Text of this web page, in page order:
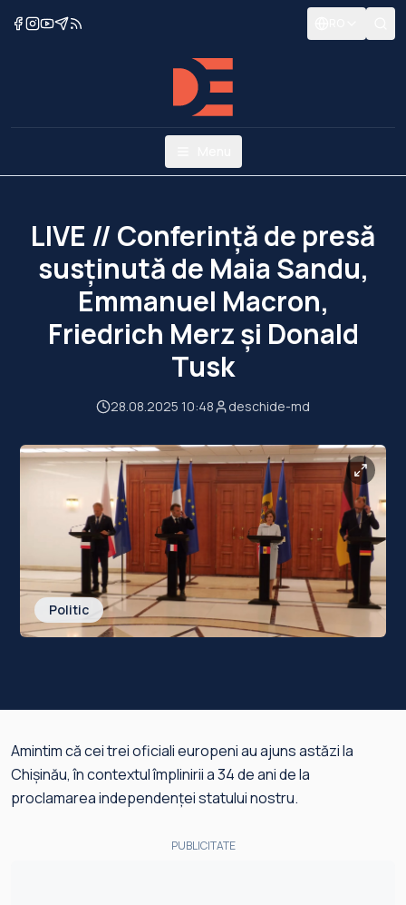
LIVE // Conferință de presă
susținută de Maia Sandu,
Emmanuel Macron,
Friedrich Merz și Donald
Tusk
28.08.2025 10:48 deschide-md
Politic
Amintim că cei trei oficiali europeni au ajuns astăzi la
Chișinău, în contextul împlinirii a 34 de ani de la
proclamarea independenței statului nostru.
PUBLICITATE